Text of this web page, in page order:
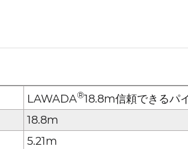
LAWADA®18.8m信頼できるパ
18.8m
5.21m